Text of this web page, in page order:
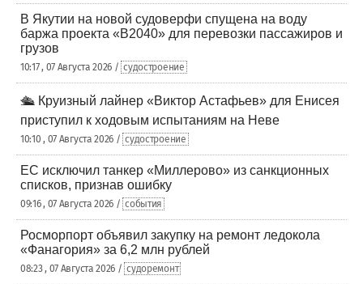
В Якутии на новой судоверфи спущена на воду
баржа проекта «В2040» для перевозки пассажиров и
грузов
10:17 , 07 Августа 2026 / судостроение
🛳️ Круизный лайнер «Виктор Астафьев» для Енисея
приступил к ходовым испытаниям на Неве
10:10 , 07 Августа 2026 / судостроение
ЕС исключил танкер «Миллерово» из санкционных
списков, признав ошибку
09:16 , 07 Августа 2026 / события
Росморпорт объявил закупку на ремонт ледокола
«Фанагория» за 6,2 млн рублей
08:23 , 07 Августа 2026 / судоремонт